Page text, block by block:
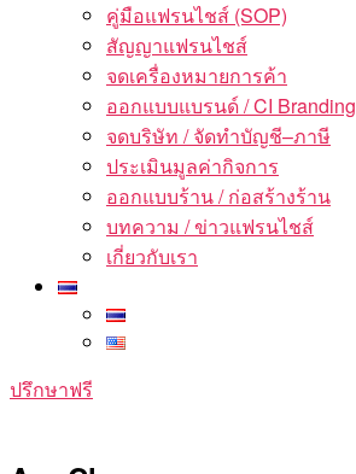
คู่มือแฟรนไชส์ (SOP)
สัญญาแฟรนไชส์
จดเครื่องหมายการค้า
ออกแบบแบรนด์ / CI Branding
จดบริษัท / จัดทำบัญชี–ภาษี
ประเมินมูลค่ากิจการ
ออกแบบร้าน / ก่อสร้างร้าน
บทความ / ข่าวแฟรนไชส์
เกี่ยวกับเรา
ปรึกษาฟรี